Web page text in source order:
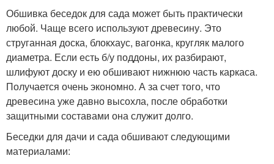
Обшивка беседок для сада может быть практически
любой. Чаще всего используют древесину. Это
струганная доска, блокхаус, вагонка, кругляк малого
диаметра. Если есть б/у поддоны, их разбирают,
шлифуют доску и ею обшивают нижнюю часть каркаса.
Получается очень экономно. А за счет того, что
древесина уже давно высохла, после обработки
защитными составами она служит долго.
Беседки для дачи и сада обшивают следующими
материалами: